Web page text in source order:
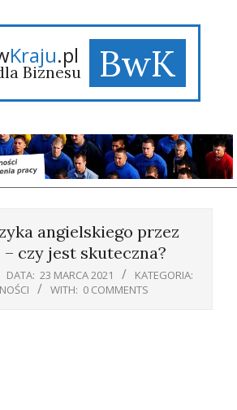
Kraju.pl
Biznesu BwK
angielskiego przez
– czy jest skuteczna?
DATA: 23 MARCA 2021
KATEGORIA:
WITH: 0 COMMENTS